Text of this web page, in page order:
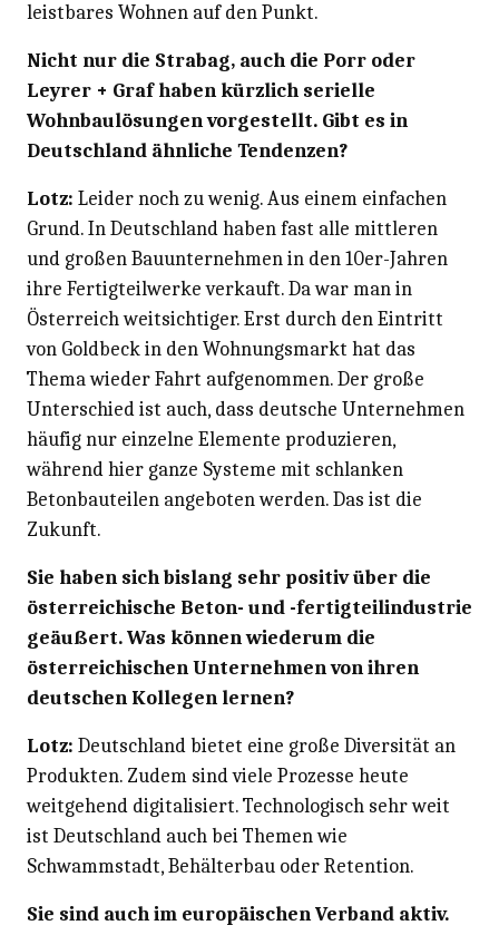
leistbares Wohnen auf den Punkt.
Nicht nur die Strabag, auch die Porr oder
Leyrer + Graf haben kürzlich serielle
Wohnbaulösungen vorgestellt. Gibt es in
Deutschland ähnliche Tendenzen?
Lotz: Leider noch zu wenig. Aus einem einfachen
Grund. In Deutschland haben fast alle mittleren
und großen Bauunternehmen in den 10er-Jahren
ihre Fertigteilwerke verkauft. Da war man in
Österreich weitsichtiger. Erst durch den Eintritt
von Goldbeck in den Wohnungsmarkt hat das
Thema wieder Fahrt aufgenommen. Der große
Unterschied ist auch, dass deutsche Unternehmen
häufig nur einzelne Elemente produzieren,
während hier ganze Systeme mit schlanken
Betonbauteilen angeboten werden. Das ist die
Zukunft.
Sie haben sich bislang sehr positiv über die
österreichische Beton- und -fertigteilindustrie
geäußert. Was können wiederum die
österreichischen Unternehmen von ihren
deutschen Kollegen lernen?
Lotz: Deutschland bietet eine große Diversität an
Produkten. Zudem sind viele Prozesse heute
weitgehend digitalisiert. Technologisch sehr weit
ist Deutschland auch bei Themen wie
Schwammstadt, Behälterbau oder Retention.
Sie sind auch im europäischen Verband aktiv.